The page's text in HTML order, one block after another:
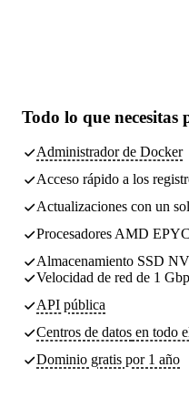
Todo lo que necesitas
Administrador de Docker
Acceso rápido a los
Actualizaciones con un
Procesadores AMD EPYC
Almacenamiento SSD
Velocidad de red de 1
API pública
Centros de datos en todo
Dominio gratis por 1 año